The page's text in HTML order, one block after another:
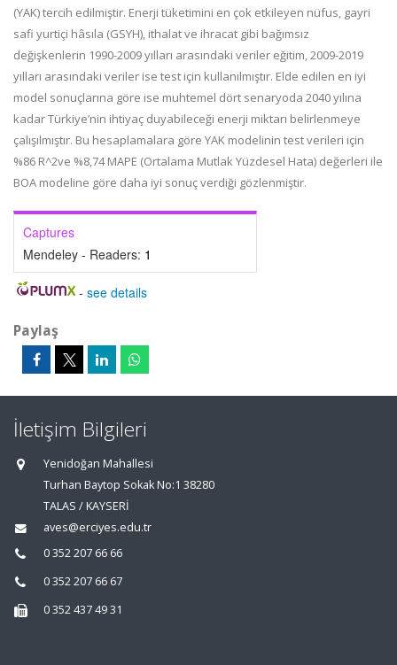
(YAK) tercih edilmiştir. Enerji tüketimini en çok etkileyen nüfus, gayri
safi yurtiçi hâsıla (GSYH), ithalat ve ihracat gibi bağımsız
değişkenlerin 1990-2009 yılları arasındaki veriler eğitim, 2009-2019
yılları arasındaki veriler ise test için kullanılmıştır. Elde edilen en iyi
model sonuçlarına göre ise muhtemel dört senaryoda 2040 yılına
kadar Türkiye’nin ihtiyaç duyabileceği enerji miktarı belirlenmeye
çalışılmıştır. Bu hesaplamalara göre YAK modelinin test verileri için
%86 R^2ve %8,74 MAPE (Ortalama Mutlak Yüzdesel Hata) değerleri ile
BOA modeline göre daha iyi sonuç verdiği gözlenmiştir.
Captures
Mendeley - Readers: 1
- see details
Paylaş
İletişim Bilgileri
Yenidoğan Mahallesi
Turhan Baytop Sokak No:1 38280
TALAS / KAYSERİ
aves@erciyes.edu.tr
0 352 207 66 66
0 352 207 66 67
0 352 437 49 31